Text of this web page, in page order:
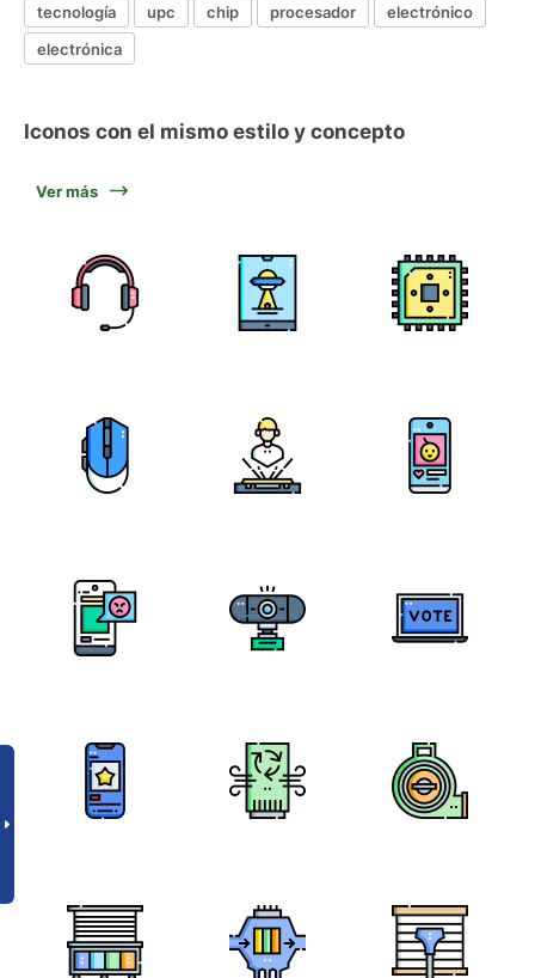
tecnología upc chip procesador
electrónico
electrónica
Iconos con el mismo estilo y concepto
Ver más